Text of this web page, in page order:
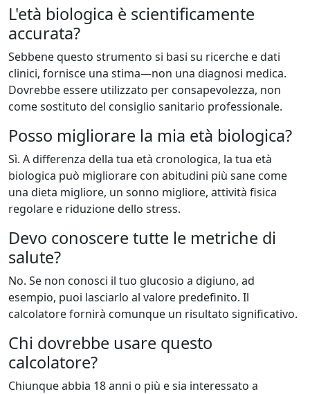
L'età biologica è scientificamente
accurata?
Sebbene questo strumento si basi su ricerche e dati
clinici, fornisce una stima—non una diagnosi medica.
Dovrebbe essere utilizzato per consapevolezza, non
come sostituto del consiglio sanitario professionale.
Posso migliorare la mia età biologica?
Sì. A differenza della tua età cronologica, la tua età
biologica può migliorare con abitudini più sane come
una dieta migliore, un sonno migliore, attività fisica
regolare e riduzione dello stress.
Devo conoscere tutte le metriche di
salute?
No. Se non conosci il tuo glucosio a digiuno, ad
esempio, puoi lasciarlo al valore predefinito. Il
calcolatore fornirà comunque un risultato significativo.
Chi dovrebbe usare questo
calcolatore?
Chiunque abbia 18 anni o più e sia interessato a